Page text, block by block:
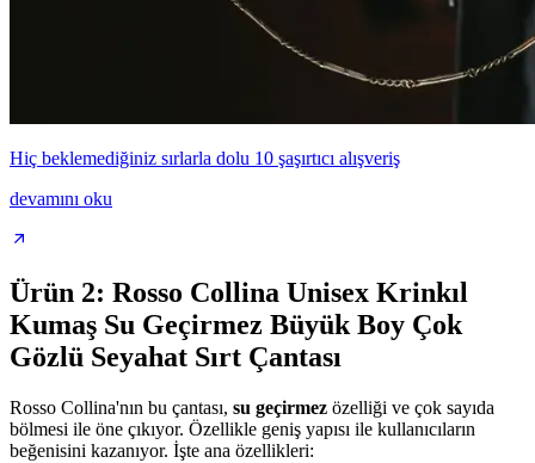
Hiç beklemediğiniz sırlarla dolu 10 şaşırtıcı alışveriş
devamını oku
Ürün 2: Rosso Collina Unisex Krinkıl
Kumaş Su Geçirmez Büyük Boy Çok
Gözlü Seyahat Sırt Çantası
Rosso Collina'nın bu çantası, su geçirmez özelliği ve çok sayıda
bölmesi ile öne çıkıyor. Özellikle geniş yapısı ile kullanıcıların
beğenisini kazanıyor. İşte ana özellikleri: